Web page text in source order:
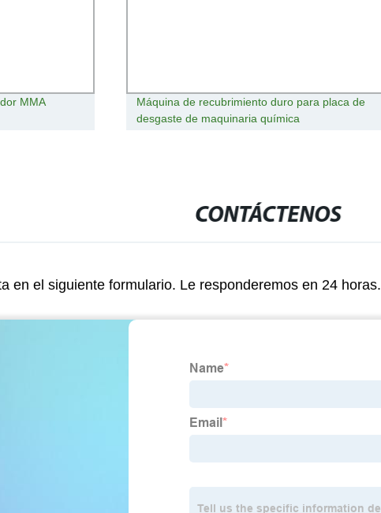
MMA
Máquina de recubrimiento duro para placa de
desgaste de maquinaria química
CONTÁCTENOS
en el siguiente formulario. Le responderemos en 24 horas.